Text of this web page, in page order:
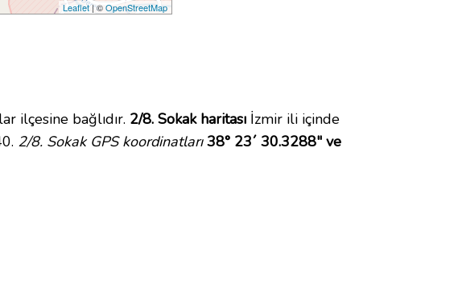
Leaflet| ©OpenStreetMap
ilçesine bağlıdır. 2/8. Sokak haritası İzmir ili içinde
2/8. Sokak GPS koordinatları 38° 23´ 30.3288" ve